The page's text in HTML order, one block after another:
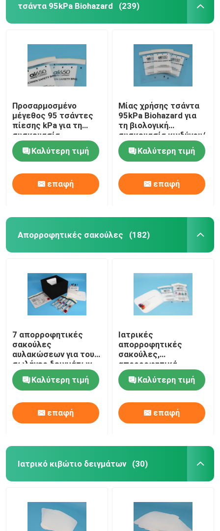
τσάντα 95kPa Biohazard (239)
Προσαρμοσμένο
μέγεθος 95 τσάντες
πίεσης kPa για τη
συσκευασία
δειγμάτων
αεροπορικών
μεταφορών
Καλύτερη τιμή
επαφή
Μίας χρήσης τσάντα
95kPa Biohazard για
τη βιολογική
συσκευασία κινδύνου/
το μολυσματικό
δείγμαΚαλύτερη τιμή
επαφή
Απορροφητικές σακούλες (182)
7 απορροφητικές
σακούλες
αυλακώσεων για τους
σωλήνες δειγμάτων
που συσκευάζουν τις
ασφαλείς
αεροπορικές
μεταφορές
Καλύτερη τιμή
επαφή
Ιατρικές
απορροφητικές
σακούλες,
απορροφητικά
μαξιλάρια ασφάλειας
για την προστασία
μεταφορών
Καλύτερη τιμή
επαφή
Ιατρικό κιβώτιο δειγμάτων (30)